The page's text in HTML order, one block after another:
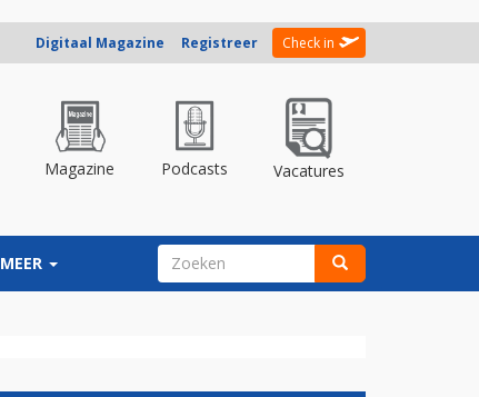
Digitaal Magazine Registreer Check in
Magazine Podcasts Vacatures
MEER ZOEKVELD